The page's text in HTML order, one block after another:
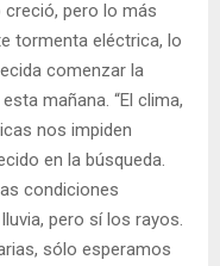
creció, pero lo más
tormenta eléctrica, lo
comenzar la
mañana. “El clima,
nos impiden
en la búsqueda.
condiciones
pero sí los rayos.
sólo esperamos